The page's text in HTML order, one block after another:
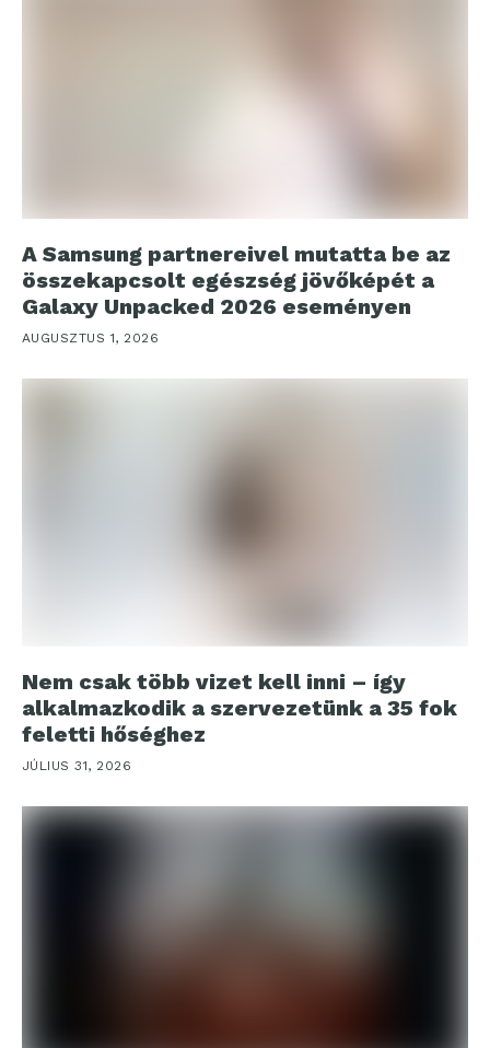
A Samsung partnereivel mutatta be az
összekapcsolt egészség jövőképét a
Galaxy Unpacked 2026 eseményen
AUGUSZTUS 1, 2026
Nem csak több vizet kell inni – így
alkalmazkodik a szervezetünk a 35 fok
feletti hőséghez
JÚLIUS 31, 2026